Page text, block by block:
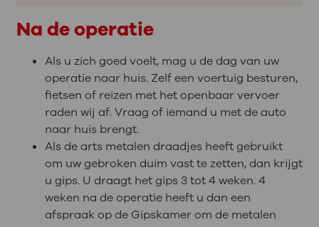
Na de operatie
Als u zich goed voelt, mag u de dag van uw
operatie naar huis. Zelf een voertuig besturen,
fietsen of reizen met het openbaar vervoer
raden wij af. Vraag of iemand u met de auto
naar huis brengt.
Als de arts metalen draadjes heeft gebruikt
om uw gebroken duim vast te zetten, dan krijgt
u gips. U draagt het gips 3 tot 4 weken. 4
weken na de operatie heeft u dan een
afspraak op de Gipskamer om de metalen